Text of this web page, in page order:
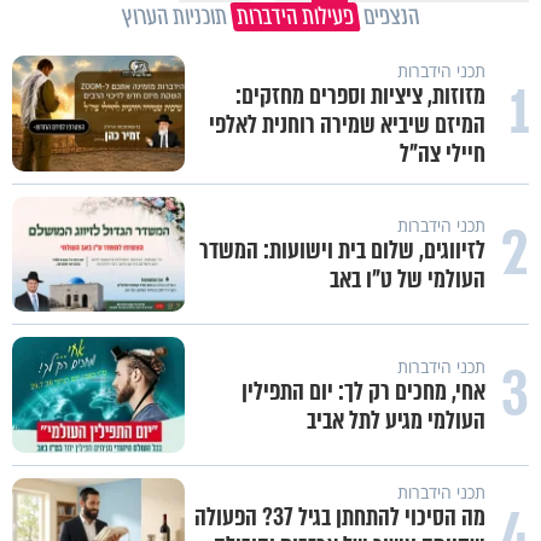
הנצפים פעילות הידברות תוכניות הערוץ
1 תכני הידברות
מזוזות, ציציות וספרים מחזקים:
המיזם שיביא שמירה רוחנית לאלפי
חיילי צה"ל
2 תכני הידברות
לזיווגים, שלום בית וישועות: המשדר
העולמי של ט"ו באב
3 תכני הידברות
אחי, מחכים רק לך: יום התפילין
העולמי מגיע לתל אביב
תכני הידברות
מה הסיכוי להתחתן בגיל 37? הפעולה